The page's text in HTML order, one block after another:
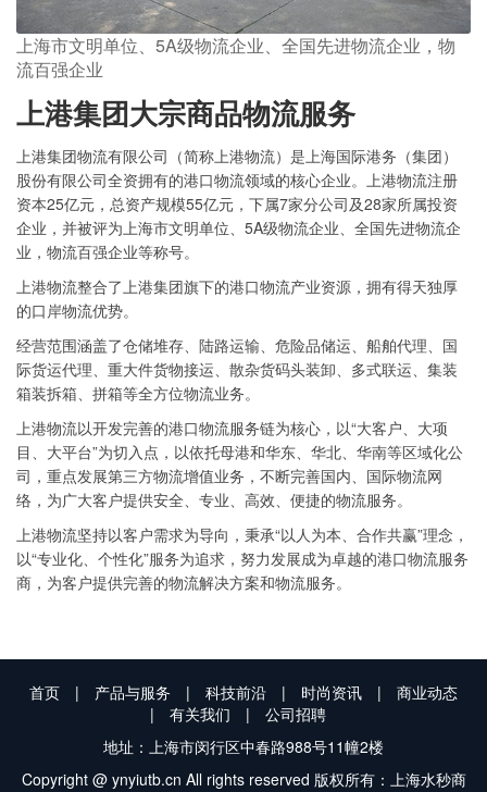
上海市文明单位、5A级物流企业、全国先进物流企业，物
流百强企业
上港集团大宗商品物流服务
上港集团物流有限公司（简称上港物流）是上海国际港务（集团）
股份有限公司全资拥有的港口物流领域的核心企业。上港物流注册
资本25亿元，总资产规模55亿元，下属7家分公司及28家所属投资
企业，并被评为上海市文明单位、5A级物流企业、全国先进物流企
业，物流百强企业等称号。
上港物流整合了上港集团旗下的港口物流产业资源，拥有得天独厚
的口岸物流优势。
经营范围涵盖了仓储堆存、陆路运输、危险品储运、船舶代理、国
际货运代理、重大件货物接运、散杂货码头装卸、多式联运、集装
箱装拆箱、拼箱等全方位物流业务。
上港物流以开发完善的港口物流服务链为核心，以“大客户、大项
目、大平台”为切入点，以依托母港和华东、华北、华南等区域化公
司，重点发展第三方物流增值业务，不断完善国内、国际物流网
络，为广大客户提供安全、专业、高效、便捷的物流服务。
上港物流坚持以客户需求为导向，秉承“以人为本、合作共赢”理念，
以“专业化、个性化”服务为追求，努力发展成为卓越的港口物流服务
商，为客户提供完善的物流解决方案和物流服务。
首页 | 产品与服务 | 科技前沿 | 时尚资讯 |
商业动态
|
有关我们 |
公司招聘
地址：上海市闵行区中春路988号11幢2楼
Copyright @ ynyiutb.cn All rights reserved 版权所有：上海水秒商